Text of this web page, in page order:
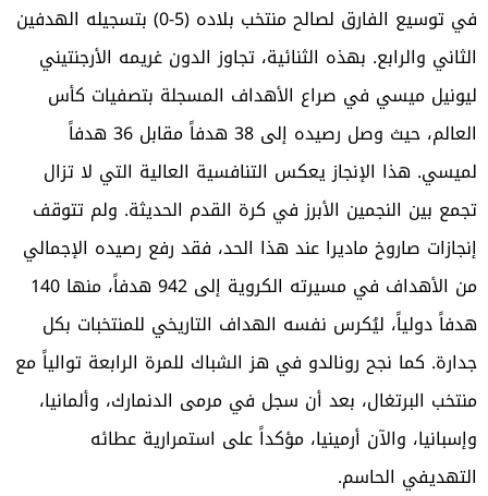
في توسيع الفارق لصالح منتخب بلاده (5-0) بتسجيله الهدفين
الثاني والرابع. بهذه الثنائية، تجاوز الدون غريمه الأرجنتيني
ليونيل ميسي في صراع الأهداف المسجلة بتصفيات كأس
العالم، حيث وصل رصيده إلى 38 هدفاً مقابل 36 هدفاً
لميسي. هذا الإنجاز يعكس التنافسية العالية التي لا تزال
تجمع بين النجمين الأبرز في كرة القدم الحديثة. ولم تتوقف
إنجازات صاروخ ماديرا عند هذا الحد، فقد رفع رصيده الإجمالي
من الأهداف في مسيرته الكروية إلى 942 هدفاً، منها 140
هدفاً دولياً، ليُكرس نفسه الهداف التاريخي للمنتخبات بكل
جدارة. كما نجح رونالدو في هز الشباك للمرة الرابعة توالياً مع
منتخب البرتغال، بعد أن سجل في مرمى الدنمارك، وألمانيا،
وإسبانيا، والآن أرمينيا، مؤكداً على استمرارية عطائه
التهديفي الحاسم.